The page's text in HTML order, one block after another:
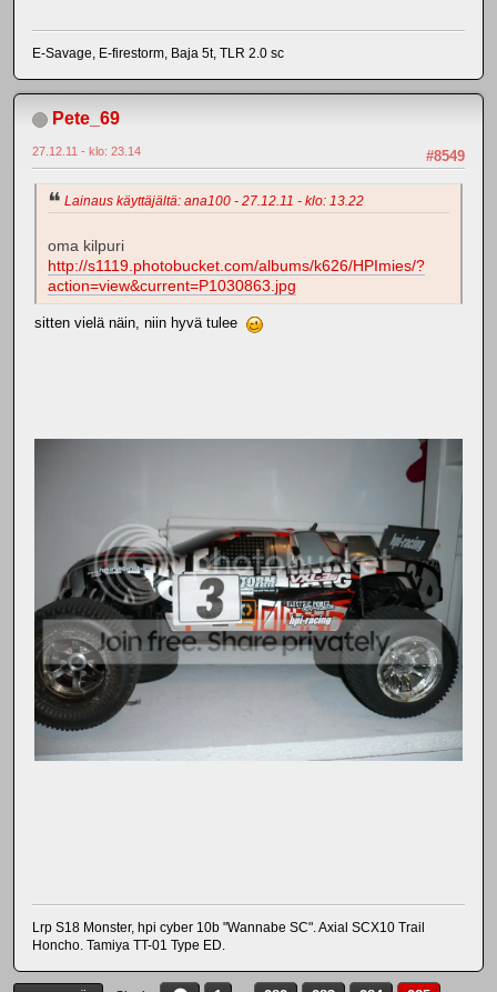
E-Savage, E-firestorm, Baja 5t, TLR 2.0 sc
Pete_69
#8549
27.12.11 - klo: 23.14
Lainaus käyttäjältä: ana100 - 27.12.11 - klo: 13.22
oma kilpuri
http://s1119.photobucket.com/albums/k626/HPImies/?
action=view&current=P1030863.jpg
sitten vielä näin, niin hyvä tulee
Lrp S18 Monster, hpi cyber 10b "Wannabe SC". Axial SCX10 Trail
Honcho. Tamiya TT-01 Type ED.